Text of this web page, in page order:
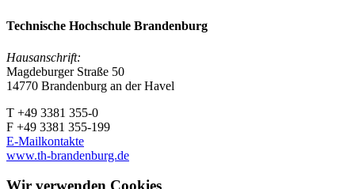
Technische Hochschule Brandenburg
Hausanschrift:
Magdeburger Straße 50
14770 Brandenburg an der Havel
T +49 3381 355-0
F +49 3381 355-199
E-Mailkontakte
www.th-brandenburg.de
Wir verwenden Cookies